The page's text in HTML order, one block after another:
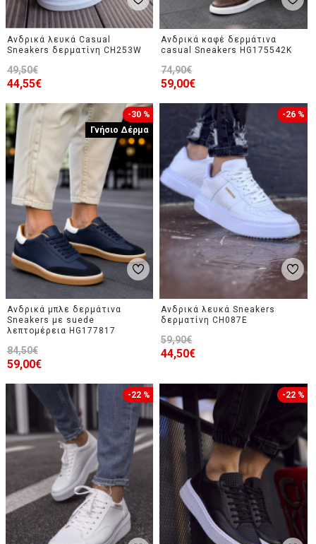
Ανδρικά λευκά Casual
Sneakers δερματίνη CH253W
44,55€
49,50€
Ανδρικά καφέ δερμάτινα
casual Sneakers HG175542K
59,00€
74,90€
Γνήσιο Δέρμα
-30 %
Ανδρικά μπλε δερμάτινα
Sneakers με suede
λεπτομέρεια HG177817
59,00€
84,50€
-26 %
Ανδρικά λευκά Sneakers
δερματίνη CH087E
44,50€
59,90€
-22 % -22 %